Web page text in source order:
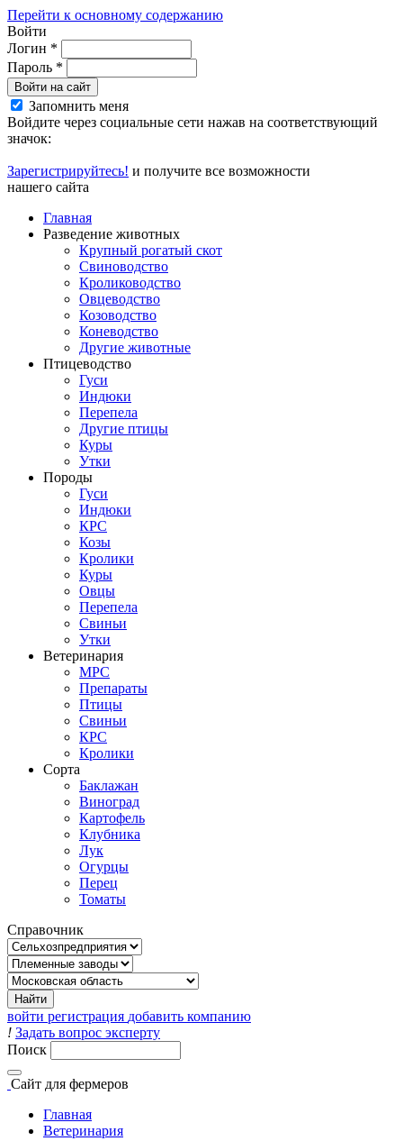
Перейти к основному содержанию
Войти
Логин *
Пароль *
Войти на сайт
Запомнить меня
Войдите через социальные сети нажав на соответствующий
значок:
Зарегистрируйтесь! и получите все возможности
нашего сайта
Главная
Разведение животных
Крупный рогатый скот
Свиноводство
Кролиководство
Овцеводство
Козоводство
Коневодство
Другие животные
Птицеводство
Гуси
Индюки
Перепела
Другие птицы
Куры
Утки
Породы
Гуси
Индюки
КРС
Козы
Кролики
Куры
Овцы
Перепела
Свиньи
Утки
Ветеринария
МРС
Препараты
Птицы
Свиньи
КРС
Кролики
Сорта
Баклажан
Виноград
Картофель
Клубника
Лук
Огурцы
Перец
Томаты
Справочник
войти регистрация добавить компанию
! Задать вопрос эксперту
Поиск
Сайт для фермеров
Главная
Ветеринария